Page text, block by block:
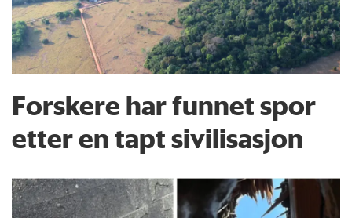
Forskere har funnet spor
etter en tapt sivilisasjon